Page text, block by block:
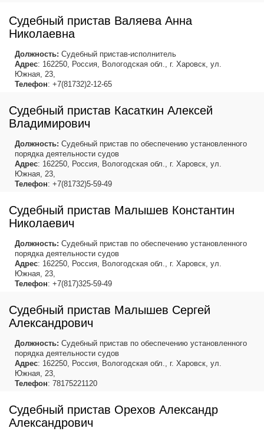
Судебный пристав Валяева Анна
Николаевна
Должность: Судебный пристав-исполнитель
Адрес: 162250, Россия, Вологодская обл., г. Харовск, ул.
Южная, 23,
Телефон: +7(81732)2-12-65
Судебный пристав Касаткин Алексей
Владимирович
Должность: Судебный пристав по обеспечению установленного
порядка деятельности судов
Адрес: 162250, Россия, Вологодская обл., г. Харовск, ул.
Южная, 23,
Телефон: +7(81732)5-59-49
Судебный пристав Малышев Константин
Николаевич
Должность: Судебный пристав по обеспечению установленного
порядка деятельности судов
Адрес: 162250, Россия, Вологодская обл., г. Харовск, ул.
Южная, 23,
Телефон: +7(817)325-59-49
Судебный пристав Малышев Сергей
Александрович
Должность: Судебный пристав по обеспечению установленного
порядка деятельности судов
Адрес: 162250, Россия, Вологодская обл., г. Харовск, ул.
Южная, 23,
Телефон: 78175221120
Судебный пристав Орехов Александр
Александрович